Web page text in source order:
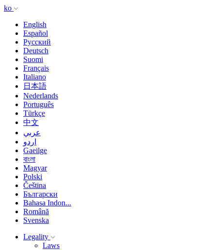
ko
English
Español
Русский
Deutsch
Suomi
Français
Italiano
日本語
Nederlands
Português
Türkçe
中文
عربي
اردو
Gaeilge
বাংলা
Magyar
Polski
Čeština
Български
Bahasa Indon...
Română
Svenska
Legality
Laws